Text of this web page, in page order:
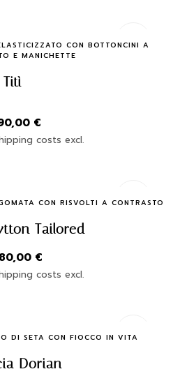
Buy
CON BOTTONCINI A
E MANICHETTE
Titì
€
costs excl.
BuyCON RISVOLTI A CONTRASTO
Tailored
€
costs excl.
Buy
DI SETA CON FIOCCO IN VITA
Dorian